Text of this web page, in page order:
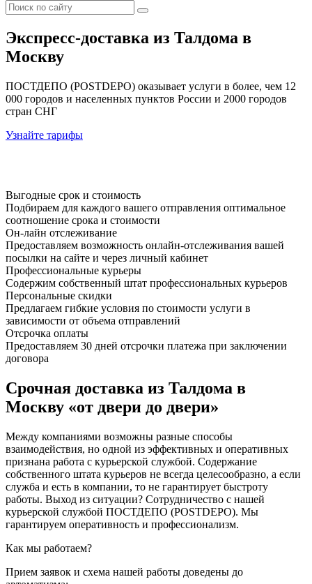
Экспресс-доставка из Талдома в
Москву
ПОСТДЕПО (POSTDEPO) оказывает услуги в более, чем 12
000 городов и населенных пунктов России и 2000 городов
стран СНГ
Узнайте тарифы
Выгодные срок и стоимость
Подбираем для каждого вашего отправления оптимальное
соотношение срока и стоимости
Он-лайн отслеживание
Предоставляем возможность онлайн-отслеживания вашей
посылки на сайте и через личный кабинет
Профессиональные курьеры
Содержим собственный штат профессиональных курьеров
Персональные скидки
Предлагаем гибкие условия по стоимости услуги в
зависимости от объема отправлений
Отсрочка оплаты
Предоставляем 30 дней отсрочки платежа при заключении
договора
Срочная доставка из Талдома в
Москву «от двери до двери»
Между компаниями возможны разные способы
взаимодействия, но одной из эффективных и оперативных
признана работа с курьерской службой. Содержание
собственного штата курьеров не всегда целесообразно, а если
служба и есть в компании, то не гарантирует быстроту
работы. Выход из ситуации? Сотрудничество с нашей
курьерской службой ПОСТДЕПО (POSTDEPO). Мы
гарантируем оперативность и профессионализм.
Как мы работаем?
Прием заявок и схема нашей работы доведены до